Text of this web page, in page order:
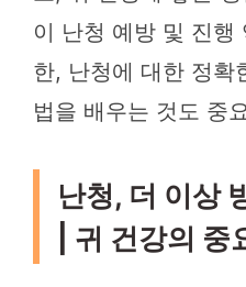
이 난청 예방 및 진행
한, 난청에 대한 정확
법을 배우는 것도 중
난청, 더 이상
| 귀 건강의 중